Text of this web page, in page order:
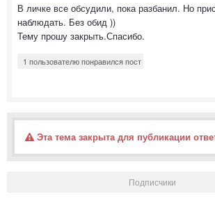
В личке все обсудили, пока разбанил. Но
наблюдать. Без обид ))
Тему прошу закрыть.Спасибо.
1 пользователю понравился пост
Эта тема закрыта для публикации
Подписчики